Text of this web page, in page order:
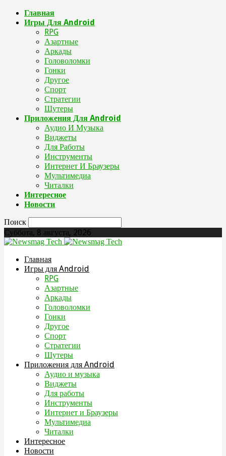
Главная
Игры Для Android
RPG
Азартные
Аркады
Головоломки
Гонки
Другое
Спорт
Стратегии
Шутеры
Приложения Для Android
Аудио И Музыка
Виджеты
Для Работы
Инструменты
Интернет И Браузеры
Мультимедиа
Читалки
Интересное
Новости
Поиск
Суббота, 8 августа, 2026
Главная
Игры для Android
RPG
Азартные
Аркады
Головоломки
Гонки
Другое
Спорт
Стратегии
Шутеры
Приложения для Android
Аудио и музыка
Виджеты
Для работы
Инструменты
Интернет и Браузеры
Мультимедиа
Читалки
Интересное
Новости